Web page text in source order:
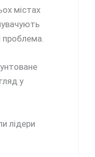
містах
проблема.
у
лідери